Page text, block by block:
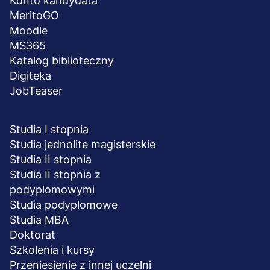
MeritoGO
Moodle
MS365
Katalog biblioteczny
Digiteka
JobTeaser
Studia I stopnia
Studia jednolite magisterskie
Studia II stopnia
Studia II stopnia z
podyplomowymi
Studia podyplomowe
Studia MBA
Doktorat
Szkolenia i kursy
Przeniesienie z innej uczelni